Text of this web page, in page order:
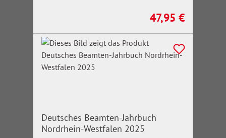
Regulärer Preis:
47,95 €
Deutsches Beamten-Jahrbuch
Nordrhein-Westfalen 2025